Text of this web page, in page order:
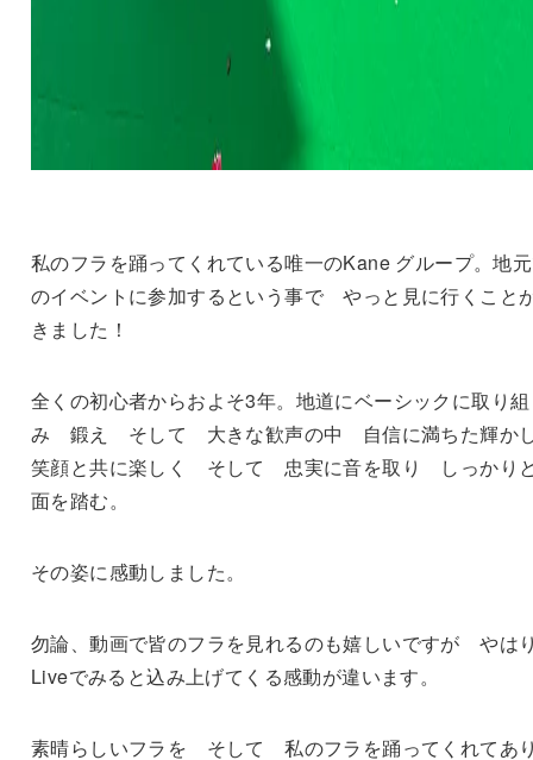
私のフラを踊ってくれている唯一のKane グループ。地
のイベントに参加するという事で やっと見に行くこと
きました！
全くの初心者からおよそ3年。地道にベーシックに取り組
み 鍛え そして 大きな歓声の中 自信に満ちた輝か
笑顔と共に楽しく そして 忠実に音を取り しっかり
面を踏む。
その姿に感動しました。
勿論、動画で皆のフラを見れるのも嬉しいですが やは
Liveでみると込み上げてくる感動が違います。
素晴らしいフラを そして 私のフラを踊ってくれてあ